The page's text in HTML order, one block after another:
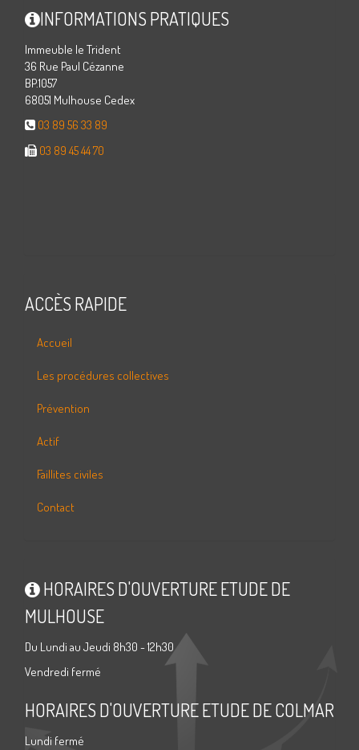
INFORMATIONS PRATIQUES
Immeuble le Trident
36 Rue Paul Cézanne
BP.1057
68051 Mulhouse Cedex
03 89 56 33 89
03 89 45 44 70
ACCÈS RAPIDE
Accueil
Les procédures collectives
Prévention
Actif
Faillites civiles
Contact
HORAIRES D'OUVERTURE ETUDE DE
MULHOUSE
Du Lundi au Jeudi 8h30 - 12h30
Vendredi fermé
HORAIRES D'OUVERTURE ETUDE DE COLMAR
Lundi fermé